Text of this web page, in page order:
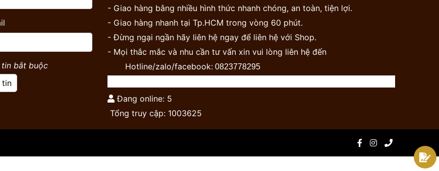
bắt buộc
tin
- Giao hàng bằng nhiều hình thức nhanh chóng, an toàn, tiện lợi.
- Giao hàng nhanh tại Tp.HCM trong vòng 60 phút.
- Đừng ngại ngần hãy liên hệ ngay để liên hệ với Shop.
- Mọi thắc mắc và nhu cần tư vấn xin vui lòng liên hệ đến
Hotline/zalo/facebook: 0823778295
Đang online: 5
Tổng truy cập: 1003625